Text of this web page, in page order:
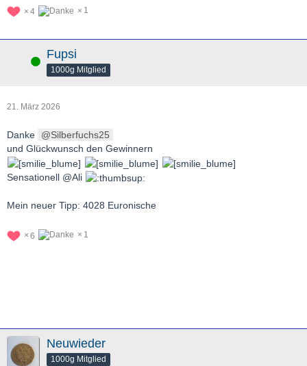
4 1
Online Fupsi
1000g Mitglied
21. März 2026
Danke
Silberfuchs25
und Glückwunsch den Gewinnern
Sensationell @Ali
Mein neuer Tipp: 4028 Euronische
6 1
Neuwieder
1000g Mitglied